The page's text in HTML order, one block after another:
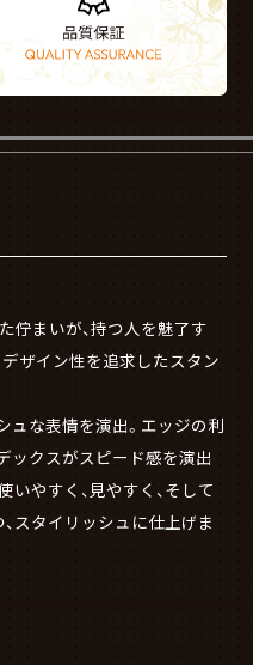
佇まいが、持つ人を魅了す
デザイン性を追求したスタン
な表情を演出。エッジの利
ックスがスピード感を演出
いやすく、見やすく、そして
スタイリッシュに仕上げま